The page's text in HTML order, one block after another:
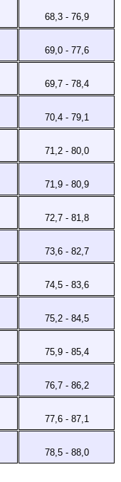
68,3 - 76,9
69,0 - 77,6
69,7 - 78,4
70,4 - 79,1
71,2 - 80,0
71,9 - 80,9
72,7 - 81,8
73,6 - 82,7
74,5 - 83,6
75,2 - 84,5
75,9 - 85,4
76,7 - 86,2
77,6 - 87,1
78,5 - 88,0